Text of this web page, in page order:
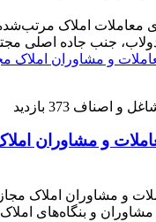
معاملات املاک
جنب جاده اصلی
و اصناف 373 بازدید
و مشاوران
و مشاوران املاک
مشاوران و بنگاه‌های